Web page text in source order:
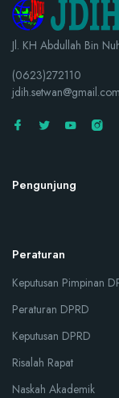
Jl. KH Abdullah Bin
(0623)272110
jdih.setwan@gmail.com
Pengunjung
Peraturan
Keputusan Pimpinan
Peraturan DPRD
Keputusan DPRD
Risalah Rapat
Naskah Akademik